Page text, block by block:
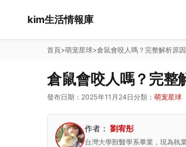
kim生活情報庫
首頁>萌宠星球>倉鼠會咬人嗎？完整解析原
倉鼠會咬人嗎？完整
發布日期：2025年11月24日分類： 萌宠星球
作者： 劉宥彤
台灣大學獸醫學系畢業，現為執